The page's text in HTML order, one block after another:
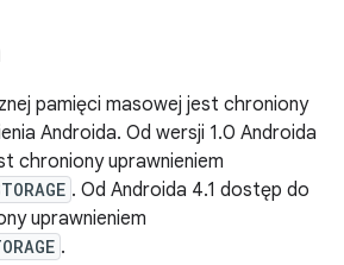
pamięci masowej jest chroniony
Androida. Od wersji 1.0 Androida
chroniony uprawnieniem
. Od Androida 4.1 dostęp do
uprawnieniem
.